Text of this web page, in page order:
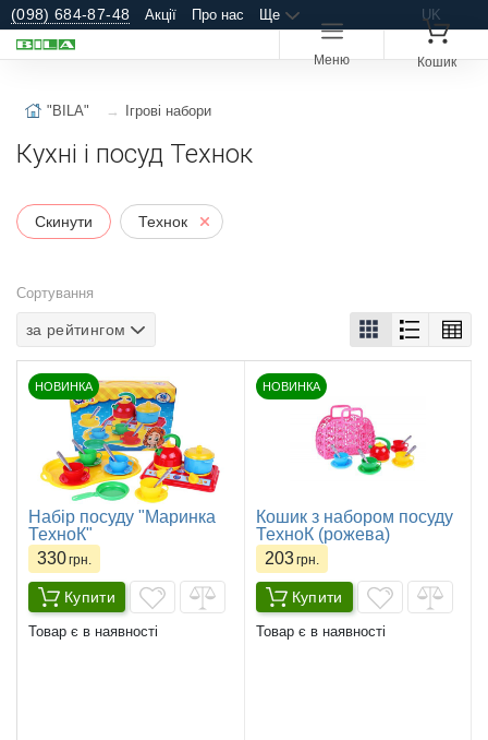
(098) 684-87-48 Акції Про нас Ще UK
Меню Кошик
"BILA" Ігрові набори
Кухні і посуд Технок
Скинути Технок
Сортування
за рейтингом
НОВИНКА
Набір посуду "Маринка
ТехноК"
330грн.
Купити
Товар є в наявності
НОВИНКА
Кошик з набором посуду
ТехноК (рожева)
203грн.
Купити
Товар є в наявності